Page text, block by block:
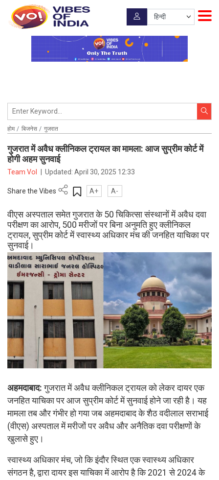
होम बिजनेस गुजरात
गुजरात में अवैध क्लीनिकल ट्रायल का मामला: आज सुप्रीम कोर्ट में
होगी अहम सुनवाई
Team VoI Updated:April 30, 2025 12:33
Share the Vibes A+ A-
वीएस अस्पताल समेत गुजरात के 50 चिकित्सा संस्थानों में अवैध दवा
परीक्षण का आरोप, 500 मरीजों पर बिना अनुमति हुए क्लीनिकल
ट्रायल, सुप्रीम कोर्ट में स्वास्थ्य अधिकार मंच की जनहित याचिका पर
सुनवाई।
अहमदाबाद:गुजरात में अवैध क्लीनिकल ट्रायल को लेकर दायर एक
जनहित याचिका पर आज सुप्रीम कोर्ट में सुनवाई होने जा रही है। यह
मामला तब और गंभीर हो गया जब अहमदाबाद के शैठ वदीलाल सराभाई
(वीएस) अस्पताल में मरीजों पर अवैध और अनैतिक दवा परीक्षणों के
खुलासे हुए।
स्वास्थ्य अधिकार मंच, जो कि इंदौर स्थित एक स्वास्थ्य अधिकार
संगठन है, द्वारा दायर इस याचिका में आरोप है कि 2021 से 2024 के